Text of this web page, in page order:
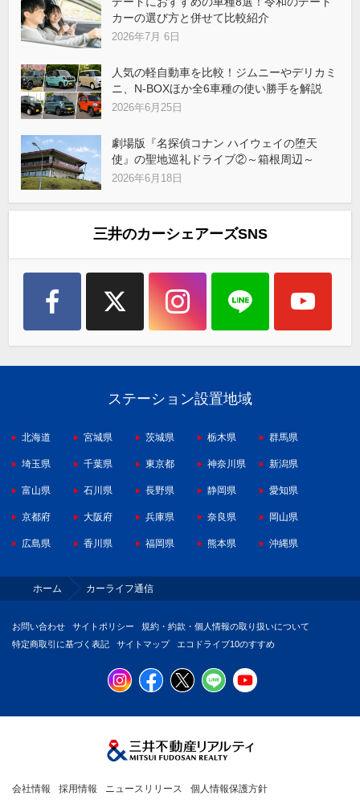
カーの選び方と併せて比較紹介
2026年7月 6日
人気の軽自動車を比較！ジムニーやデリカミ
ニ、N-BOXほか全6車種の使い勝手を解説
2026年6月25日
劇場版『名探偵コナン ハイウェイの堕天
使』の聖地巡礼ドライブ②～箱根周辺～
2026年6月18日
三井のカーシェアーズSNS
ステーション設置地域
北海道 宮城県 茨城県 栃木県 群馬県
埼玉県 千葉県 東京都 神奈川県 新潟県
富山県 石川県 長野県 静岡県 愛知県
京都府 大阪府 兵庫県 奈良県 岡山県
広島県 香川県 福岡県 熊本県 沖縄県
ホーム カーライフ通信
お問い合わせ サイトポリシー
規約・約款・個人情報の取り扱いについて
特定商取引に基づく表記
サイトマップ エコドライブ10のすすめ
会社情報 採用情報 ニュースリリース 個人情報保護方針